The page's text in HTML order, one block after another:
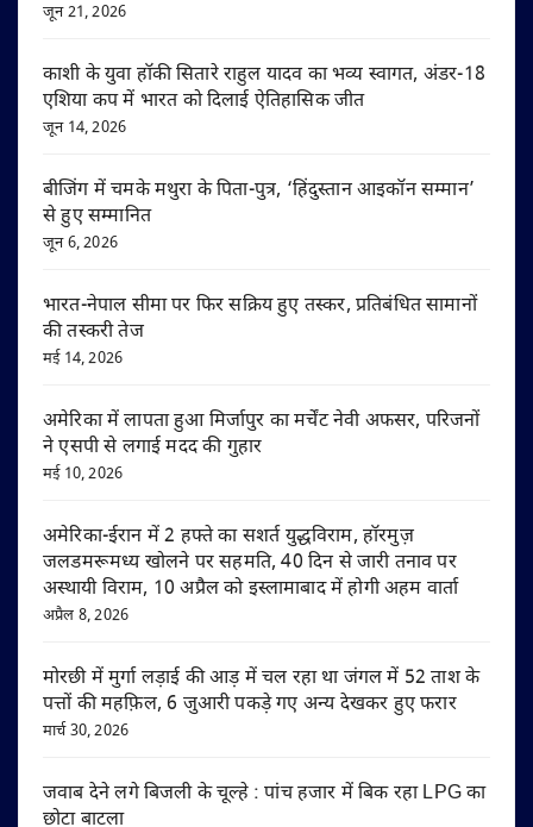
जून 21, 2026
काशी के युवा हॉकी सितारे राहुल यादव का भव्य स्वागत, अंडर-18
एशिया कप में भारत को दिलाई ऐतिहासिक जीत
जून 14, 2026
बीजिंग में चमके मथुरा के पिता-पुत्र, ‘हिंदुस्तान आइकॉन सम्मान’
से हुए सम्मानित
जून 6, 2026
भारत-नेपाल सीमा पर फिर सक्रिय हुए तस्कर, प्रतिबंधित सामानों
की तस्करी तेज
मई 14, 2026
अमेरिका में लापता हुआ मिर्जापुर का मर्चेंट नेवी अफसर, परिजनों
ने एसपी से लगाई मदद की गुहार
मई 10, 2026
अमेरिका-ईरान में 2 हफ्ते का सशर्त युद्धविराम, हॉरमुज़
जलडमरूमध्य खोलने पर सहमति, 40 दिन से जारी तनाव पर
अस्थायी विराम, 10 अप्रैल को इस्लामाबाद में होगी अहम वार्ता
अप्रैल 8, 2026
मोरछी में मुर्गा लड़ाई की आड़ में चल रहा था जंगल में 52 ताश के
पत्तों की महफ़िल, 6 जुआरी पकड़े गए अन्य देखकर हुए फरार
मार्च 30, 2026
जवाब देने लगे बिजली के चूल्हे : पांच हजार में बिक रहा LPG का
छोटा बाटला